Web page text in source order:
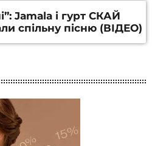
Jamala і гурт СКАЙ
спільну пісню (ВІДЕО)